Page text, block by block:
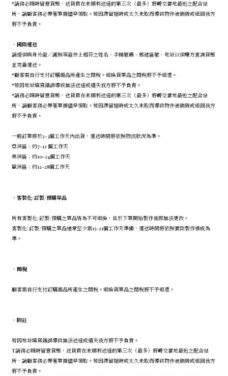
*請務必隨時留意貨態，送貨員在未順利送達的第三次（最多）將轉交當地最近之配合站
所，請顧客務必帶著單據儘早領取。若因滯留超時或太久未取而導致物件被銷毀或退回我方
將不予負責。
． 國際運送
請提供與身分證／護照等證件上相符之姓名、手機號碼、郵遞區號、地址以供雙方查詢貨態
並完善運送。
*顧客需自行支付訂購商品所產生之關稅。退換貨單品之關稅將不予退還。
*若因地址填寫錯誤導致無法送達或遺失我方將不予負責。
*請務必隨時留意貨態，送貨員在未順利送達的第三次（最多）將轉交當地最近之配合站
所，請顧客務必帶著單據儘早領取。若因滯留超時或太久未取而導致物件被銷毀或退回我方
將不予負責。
一般訂單將於2-3個工作天內出貨，運送時間將依照物流狀況為準。
亞洲區：約7-12 個工作天
美洲區：約10-24個工作天
歐洲區：約12-28個工作天
． 客製化/訂製/預購單品
所有客製化/訂製/預購之單品皆為不可退換，且於下單開始製作後即無法更改。
客製化/訂製/預購之單品通常至少需15-21個工作天準備，運送時間將依照實際製作排成為
準。
． 關稅
顧客需自行支付訂購商品所產生之關稅。退換貨單品之關稅將不予退還。
． 附註
若因地址填寫錯誤導致無法送達或遺失我方將不予負責。
T請務必隨時留意貨態，送貨員在未順利送達的第三次（最多）將轉交當地最近之配合站
所，請顧客務必帶著單據儘早領取。若因滯留超時或太久未取而導致物件被銷毀或退回我方
將不予負責。